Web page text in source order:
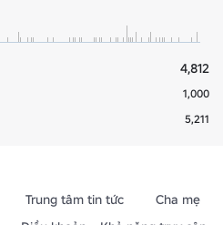
4,812
1,000
5,211
Trung tâm tin tức
Cha mẹ